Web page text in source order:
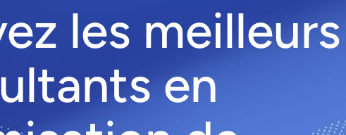
les meilleurs
en